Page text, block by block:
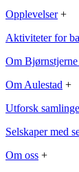
Opplevelser +
Aktiviteter for
Om
Om Aulestad +
Utforsk
Selskaper med
Om oss +